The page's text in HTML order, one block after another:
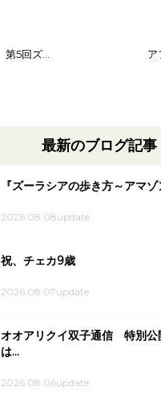
第5回ズ… ア
最新のブログ記事
『ズーラシアの歩き方～アマゾ
2026.08.08update
祝、チェカ9歳
2026.08.07update
オオアリクイ双子通信 特別公
は...
2026.08.06update